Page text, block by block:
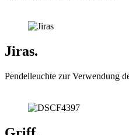
Jiras.
Pendelleuchte zur Verwendung